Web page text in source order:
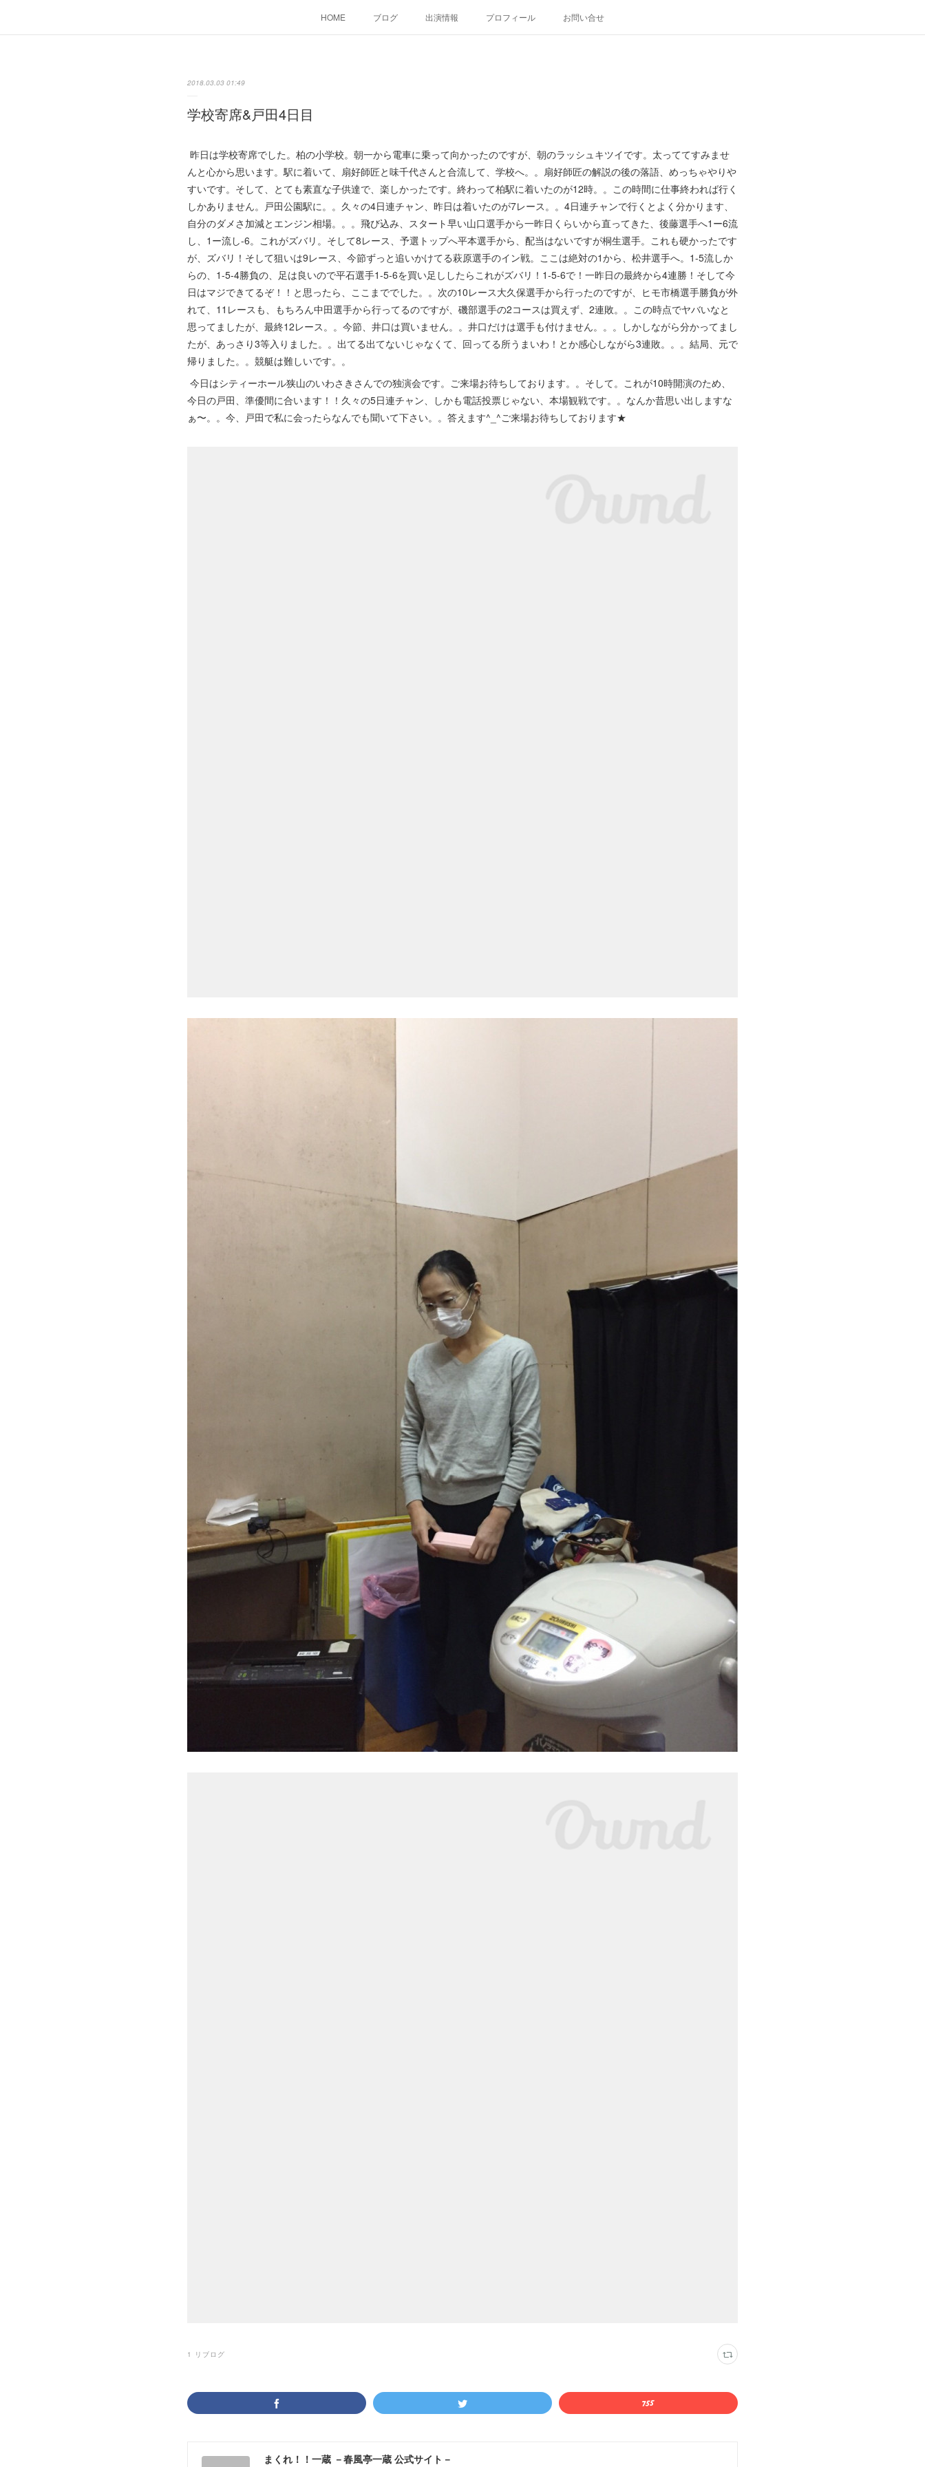
HOME ブログ 出演情報 プロフィール お問い合せ
2018.03.03 01:49
学校寄席&戸田4日目
昨日は学校寄席でした。柏の小学校。朝一から電車に乗って向かったのですが、朝のラッシュキツイです。太っててすみませ
んと心から思います。駅に着いて、扇好師匠と味千代さんと合流して、学校へ。。扇好師匠の解説の後の落語、めっちゃやりや
すいです。そして、とても素直な子供達で、楽しかったです。終わって柏駅に着いたのが12時。。この時間に仕事終われば行く
しかありません。戸田公園駅に。。久々の4日連チャン、昨日は着いたのが7レース。。4日連チャンで行くとよく分かります、
自分のダメさ加減とエンジン相場。。。飛び込み、スタート早い山口選手から一昨日くらいから直ってきた、後藤選手へ1ー6流
し、1ー流し-6。これがズバリ。そして8レース、予選トップへ平本選手から、配当はないですが桐生選手。これも硬かったです
が、ズバリ！そして狙いは9レース、今節ずっと追いかけてる萩原選手のイン戦。ここは絶対の1から、松井選手へ。1-5流しか
らの、1-5-4勝負の、足は良いので平石選手1-5-6を買い足ししたらこれがズバリ！1-5-6で！一昨日の最終から4連勝！そして今
日はマジできてるぞ！！と思ったら、ここまででした。。次の10レース大久保選手から行ったのですが、ヒモ市橋選手勝負が外
れて、11レースも、もちろん中田選手から行ってるのですが、磯部選手の2コースは買えず、2連敗。。この時点でヤバいなと
思ってましたが、最終12レース。。今節、井口は買いません。。井口だけは選手も付けません。。。しかしながら分かってまし
たが、あっさり3等入りました。。出てる出てないじゃなくて、回ってる所うまいわ！とか感心しながら3連敗。。。結局、元で
帰りました。。競艇は難しいです。。
今日はシティーホール狭山のいわさきさんでの独演会です。ご来場お待ちしております。。そして。これが10時開演のため、
今日の戸田、準優間に合います！！久々の5日連チャン、しかも電話投票じゃない、本場観戦です。。なんか昔思い出しますな
ぁ〜。。今、戸田で私に会ったらなんでも聞いて下さい。。答えます^_^ご来場お待ちしております★
1 リブログ
まくれ！！一蔵 －春風亭一蔵 公式サイト－